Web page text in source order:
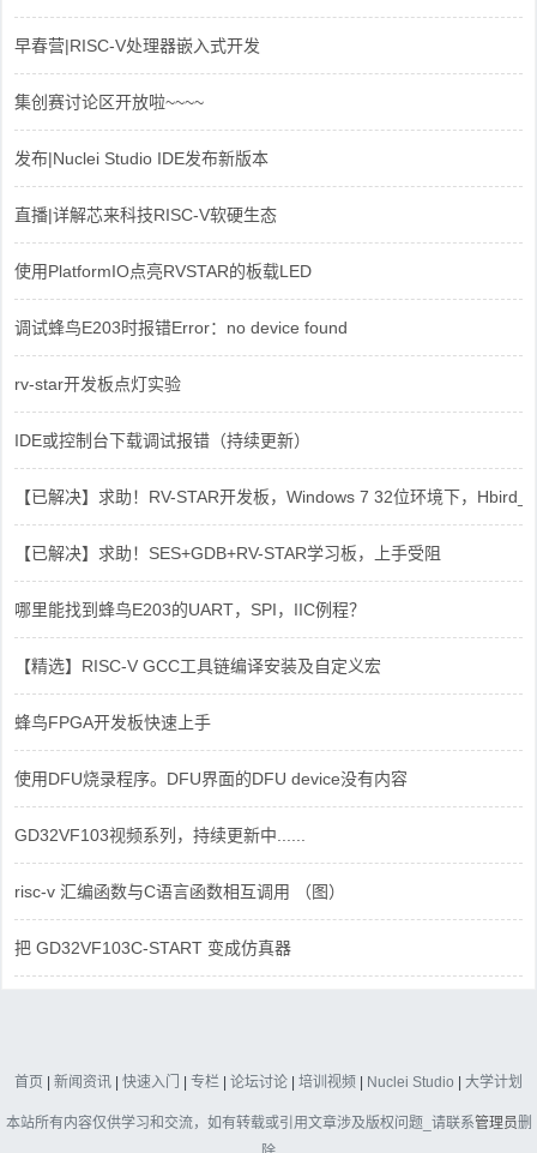
早春营|RISC-V处理器嵌入式开发
集创赛讨论区开放啦~~~~
发布|Nuclei Studio IDE发布新版本
直播|详解芯来科技RISC-V软硬生态
使用PlatformIO点亮RVSTAR的板载LED
调试蜂鸟E203时报错Error：no device found
rv-star开发板点灯实验
IDE或控制台下载调试报错（持续更新）
【已解决】求助！RV-STAR开发板，Windows 7 32位环境下，
【已解决】求助！SES+GDB+RV-STAR学习板，上手受阻
哪里能找到蜂鸟E203的UART，SPI，IIC例程？
【精选】RISC-V GCC工具链编译安装及自定义宏
蜂鸟FPGA开发板快速上手
使用DFU烧录程序。DFU界面的DFU device没有内容
GD32VF103视频系列，持续更新中......
risc-v 汇编函数与C语言函数相互调用 （图）
把 GD32VF103C-START 变成仿真器
首页 | 新闻资讯 | 快速入门 | 专栏 | 论坛讨论 | 培训视频 | Nuclei Studio | 大学计划
本站所有内容仅供学习和交流，如有转载或引用文章涉及版权问题_请联系管理员删